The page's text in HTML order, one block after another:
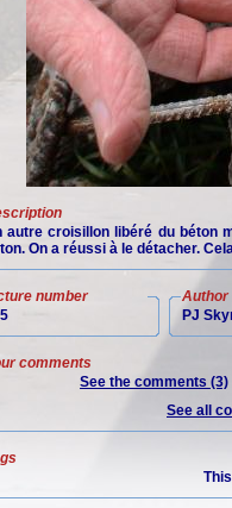
autre croisillon libéré du béton
On a réussi à le détacher.
number
Author
PJ
comments
See the comments (3)
See all